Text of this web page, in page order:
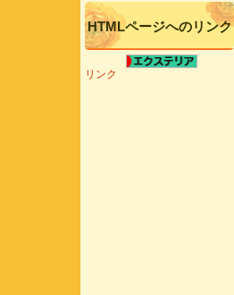
HTMLページへのリンク
リンク